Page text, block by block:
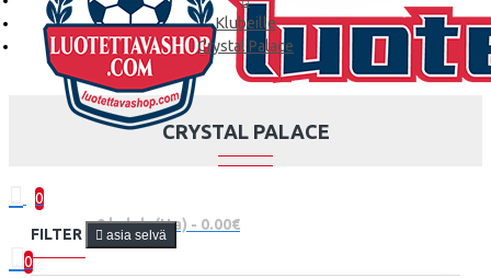
0
0 kohde(tta) - 0.00€
0
Klubeille
Crystal Palace
CRYSTAL PALACE
FILTER asia selvä